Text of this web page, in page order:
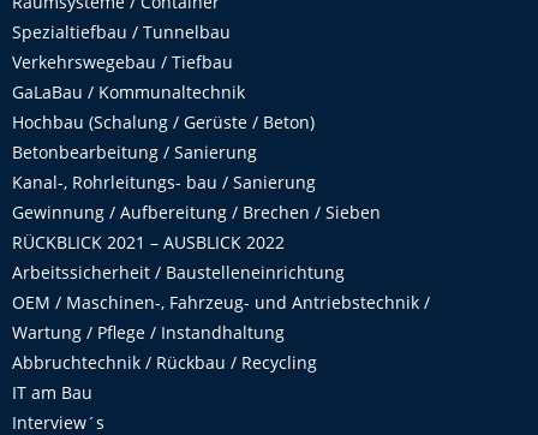
Spezialtiefbau / Tunnelbau
Verkehrswegebau / Tiefbau
GaLaBau / Kommunaltechnik
Hochbau (Schalung / Gerüste / Beton)
Betonbearbeitung / Sanierung
Kanal-, Rohrleitungs- bau / Sanierung
Gewinnung / Aufbereitung / Brechen / Sieben
RÜCKBLICK 2021 – AUSBLICK 2022
Arbeitssicherheit / Baustelleneinrichtung
OEM / Maschinen-, Fahrzeug- und Antriebstechnik /
Wartung / Pflege / Instandhaltung
Abbruchtechnik / Rückbau / Recycling
IT am Bau
Interview´s